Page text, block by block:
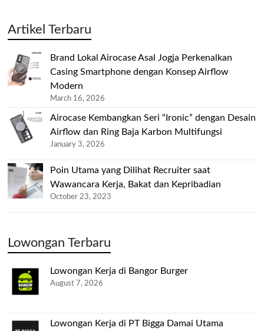
Artikel Terbaru
Brand Lokal Airocase Asal Jogja Perkenalkan
Casing Smartphone dengan Konsep Airflow
Modern
March 16, 2026
Airocase Kembangkan Seri “Ironic” dengan Desain
Airflow dan Ring Baja Karbon Multifungsi
January 3, 2026
Poin Utama yang Dilihat Recruiter saat
Wawancara Kerja, Bakat dan Kepribadian
October 23, 2023
Lowongan Terbaru
Lowongan Kerja di Bangor Burger
August 7, 2026
Lowongan Kerja di PT Bigga Damai Utama